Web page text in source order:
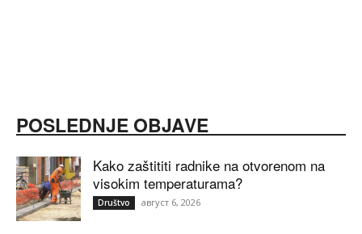
POSLEDNJE OBJAVE
Kako zaštititi radnike na otvorenom na
visokim temperaturama?
Društvo август 6, 2026